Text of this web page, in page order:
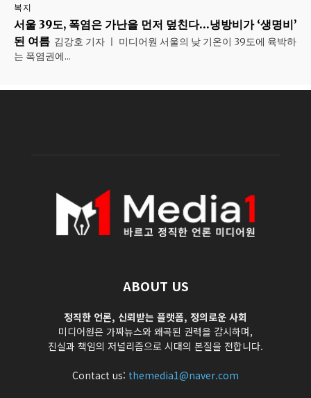
복지
서울 39도, 폭염은 가난을 먼저 덮친다…냉방비가 ‘생명비’
된 여름 김강호 기자 ㅣ 미디어원 서울의 낮 기온이 39도에 육박하
는 폭염권에...
ABOUT US
정직한 언론, 신뢰받는 플랫폼, 정의로운 사회
미디어원은 가짜뉴스와 왜곡된 권력을 감시하며,
진실과 책임의 저널리즘으로 시대의 본질을 전합니다.
Contact us: themedia1@naver.com